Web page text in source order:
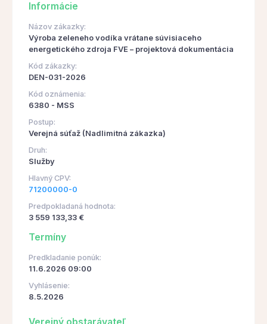
Informácie
Názov zákazky:
Výroba zeleneho vodíka vrátane súvisiaceho
energetického zdroja FVE – projektová dokumentácia
Kód zákazky:
DEN-031-2026
Kód oznámenia:
6380 - MSS
Postup:
Verejná súťaž (Nadlimitná zákazka)
Druh:
Služby
Hlavný CPV:
71200000-0
Predpokladaná hodnota:
3 559 133,33 €
Termíny
Predkladanie ponúk:
11.6.2026 09:00
Vyhlásenie:
8.5.2026